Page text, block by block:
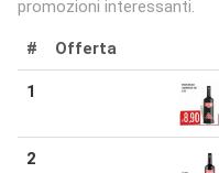
promozioni interessanti.
# Offerta
1
2